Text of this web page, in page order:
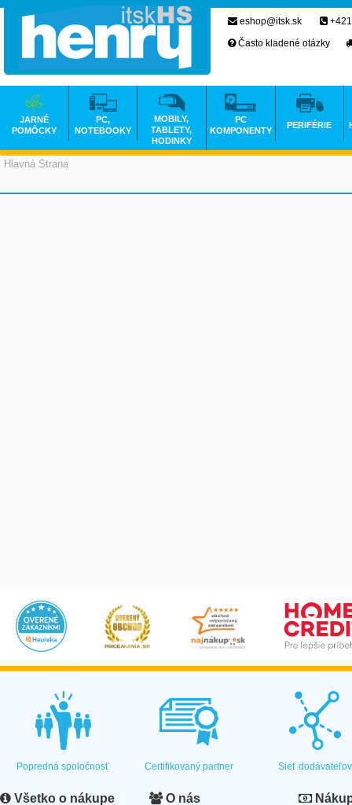
Hlavná Strana
eshop@itsk.sk
Často kladené otázky
JARNÉ
POMÔCKY
PC,
NOTEBOOKY
MOBILY,
TABLETY,
HODINKY
PC
KOMPONENTY
PERIFÉRIE
Popredná spoločnosť Certifikovaný partner Sieť dodávateľov
Všetko o nákupe O nás